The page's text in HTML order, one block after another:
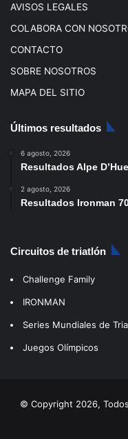
AVISOS LEGALES
COLABORA CON
CONTACTO
SOBRE NOSOTROS
MAPA DEL SITIO
Últimos resultados
6 agosto, 2026
Resultados Alpe
2 agosto, 2026
Resultados Ironman
Circuitos de triatlón
Challenge Family
IRONMAN
Series Mundiales de
Juegos Olímpicos
© Copyright 2026,